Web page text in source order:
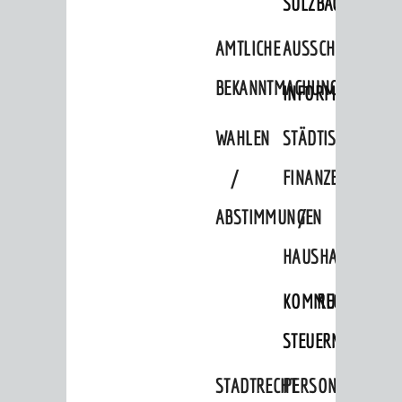
AMTLICHE
BEKANNTMACHUNGEN
WAHLEN
/
ABSTIMMUNGEN
STÄDTISCHE
FINANZEN
/
HAUSHALT
KOMMUNALE
STEUERN
STADTRECHTPERSONALRAT